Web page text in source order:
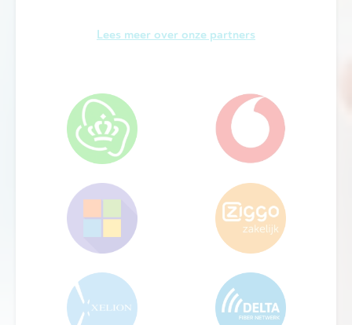
Lees meer over onze partners